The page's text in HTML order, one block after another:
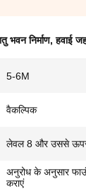
भवन निर्माण,हवाई
5-6M
वैकल्पिक
लेवल 8 और उससे
अनुरोध के अनुसार
कराएं